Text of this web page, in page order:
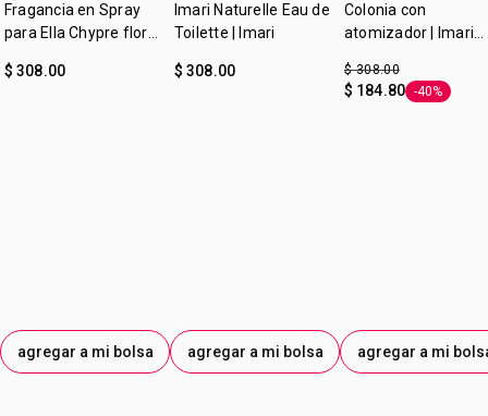
*Un ingrediente superreciclado es aquel que más del 50%
producto secundario de un proceso.
Fragancia en Spray
para Ella Chypre floral,
$ 308.00
agregar a mi bolsa
Imari Naturelle Eau de
Toilette | Imari
$ 308.00
agregar a mi bolsa
Colonia con
atomizador | Imari
$ 308.00
$ 184.80 Etiqueta -
-40%
agregar a mi